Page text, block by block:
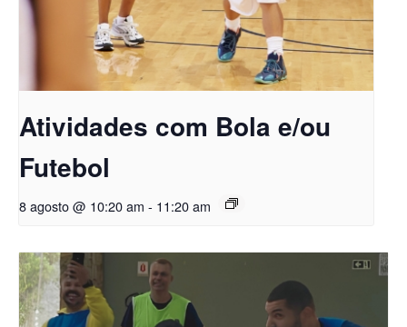
Atividades com Bola e/ou
Futebol
8 agosto @ 10:20 am - 11:20 am